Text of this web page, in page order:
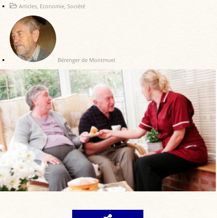
Articles, Economie, Société
Bérenger de Montmuel